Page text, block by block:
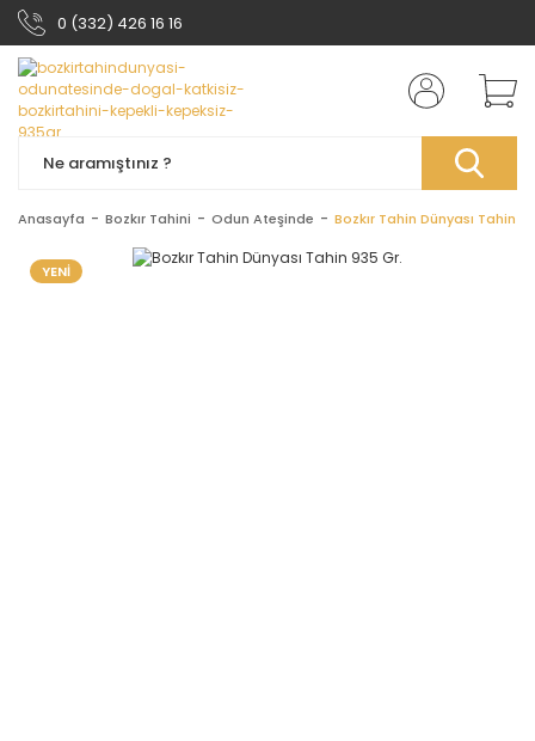
0 (332) 426 16 16
Anasayfa Bozkır Tahini Odun Ateşinde Bozkır Tahin Dünyası Tahin
YENİ